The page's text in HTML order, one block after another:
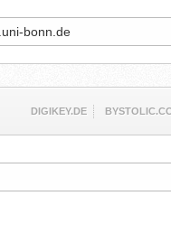
DIGIKEY.DE